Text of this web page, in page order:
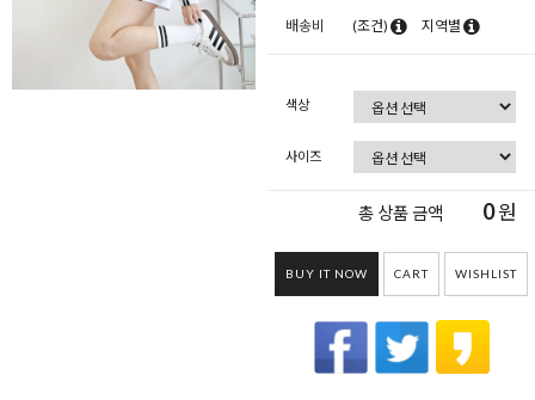
배송비 (조건) 지역별
색상
사이즈
총 상품 금액 0원
BUY IT NOW CART WISHLIST